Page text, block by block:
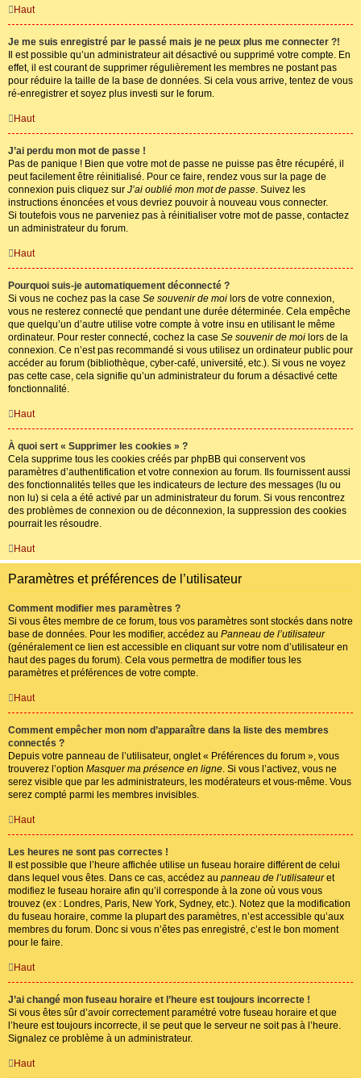
Haut
Je me suis enregistré par le passé mais je ne peux plus me connecter ?!
Il est possible qu’un administrateur ait désactivé ou supprimé votre compte. En
effet, il est courant de supprimer régulièrement les membres ne postant pas
pour réduire la taille de la base de données. Si cela vous arrive, tentez de vous
ré-enregistrer et soyez plus investi sur le forum.
Haut
J’ai perdu mon mot de passe !
Pas de panique ! Bien que votre mot de passe ne puisse pas être récupéré, il
peut facilement être réinitialisé. Pour ce faire, rendez vous sur la page de
connexion puis cliquez sur J’ai oublié mon mot de passe. Suivez les
instructions énoncées et vous devriez pouvoir à nouveau vous connecter.
Si toutefois vous ne parveniez pas à réinitialiser votre mot de passe, contactez
un administrateur du forum.
Haut
Pourquoi suis-je automatiquement déconnecté ?
Si vous ne cochez pas la case Se souvenir de moi lors de votre connexion,
vous ne resterez connecté que pendant une durée déterminée. Cela empêche
que quelqu’un d’autre utilise votre compte à votre insu en utilisant le même
ordinateur. Pour rester connecté, cochez la case Se souvenir de moi lors de la
connexion. Ce n’est pas recommandé si vous utilisez un ordinateur public pour
accéder au forum (bibliothèque, cyber-café, université, etc.). Si vous ne voyez
pas cette case, cela signifie qu’un administrateur du forum a désactivé cette
fonctionnalité.
Haut
À quoi sert « Supprimer les cookies » ?
Cela supprime tous les cookies créés par phpBB qui conservent vos
paramètres d’authentification et votre connexion au forum. Ils fournissent aussi
des fonctionnalités telles que les indicateurs de lecture des messages (lu ou
non lu) si cela a été activé par un administrateur du forum. Si vous rencontrez
des problèmes de connexion ou de déconnexion, la suppression des cookies
pourrait les résoudre.
Haut
Paramètres et préférences de l’utilisateur
Comment modifier mes paramètres ?
Si vous êtes membre de ce forum, tous vos paramètres sont stockés dans notre
base de données. Pour les modifier, accédez au Panneau de l’utilisateur
(généralement ce lien est accessible en cliquant sur votre nom d’utilisateur en
haut des pages du forum). Cela vous permettra de modifier tous les
paramètres et préférences de votre compte.
Haut
Comment empêcher mon nom d’apparaître dans la liste des membres
connectés ?
Depuis votre panneau de l’utilisateur, onglet « Préférences du forum », vous
trouverez l’option Masquer ma présence en ligne. Si vous l’activez, vous ne
serez visible que par les administrateurs, les modérateurs et vous-même. Vous
serez compté parmi les membres invisibles.
Haut
Les heures ne sont pas correctes !
Il est possible que l’heure affichée utilise un fuseau horaire différent de celui
dans lequel vous êtes. Dans ce cas, accédez au panneau de l’utilisateuret
modifiez le fuseau horaire afin qu’il corresponde à la zone où vous vous
trouvez (ex : Londres, Paris, New York, Sydney, etc.). Notez que la modification
du fuseau horaire, comme la plupart des paramètres, n’est accessible qu’aux
membres du forum. Donc si vous n’êtes pas enregistré, c’est le bon moment
pour le faire.
Haut
J’ai changé mon fuseau horaire et l’heure est toujours incorrecte !
Si vous êtes sûr d’avoir correctement paramétré votre fuseau horaire et que
l’heure est toujours incorrecte, il se peut que le serveur ne soit pas à l’heure.
Signalez ce problème à un administrateur.
Haut